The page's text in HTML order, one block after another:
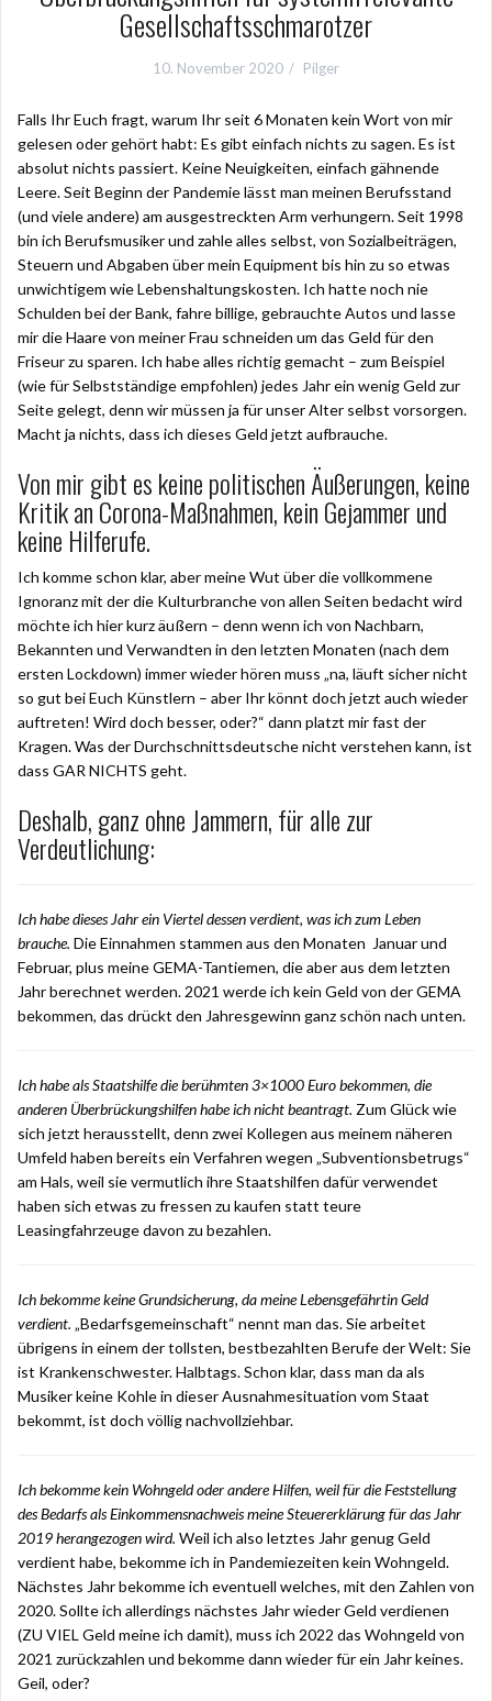
Gesellschaftsschmarotzer
10. November 2020 Pilger
Falls Ihr Euch fragt, warum Ihr seit 6 Monaten kein Wort von mir
gelesen oder gehört habt: Es gibt einfach nichts zu sagen. Es ist
absolut nichts passiert. Keine Neuigkeiten, einfach gähnende
Leere. Seit Beginn der Pandemie lässt man meinen Berufsstand
(und viele andere) am ausgestreckten Arm verhungern. Seit 1998
bin ich Berufsmusiker und zahle alles selbst, von Sozialbeiträgen,
Steuern und Abgaben über mein Equipment bis hin zu so etwas
unwichtigem wie Lebenshaltungskosten. Ich hatte noch nie
Schulden bei der Bank, fahre billige, gebrauchte Autos und lasse
mir die Haare von meiner Frau schneiden um das Geld für den
Friseur zu sparen. Ich habe alles richtig gemacht – zum Beispiel
(wie für Selbstständige empfohlen) jedes Jahr ein wenig Geld zur
Seite gelegt, denn wir müssen ja für unser Alter selbst vorsorgen.
Macht ja nichts, dass ich dieses Geld jetzt aufbrauche.
Von mir gibt es keine politischen Äußerungen, keine
Kritik an Corona-Maßnahmen, kein Gejammer und
keine Hilferufe.
Ich komme schon klar, aber meine Wut über die vollkommene
Ignoranz mit der die Kulturbranche von allen Seiten bedacht wird
möchte ich hier kurz äußern – denn wenn ich von Nachbarn,
Bekannten und Verwandten in den letzten Monaten (nach dem
ersten Lockdown) immer wieder hören muss „na, läuft sicher nicht
so gut bei Euch Künstlern – aber Ihr könnt doch jetzt auch wieder
auftreten! Wird doch besser, oder?“ dann platzt mir fast der
Kragen. Was der Durchschnittsdeutsche nicht verstehen kann, ist
dass GAR NICHTS geht.
Deshalb, ganz ohne Jammern, für alle zur
Verdeutlichung:
Ich habe dieses Jahr ein Viertel dessen verdient, was ich zum Leben
brauche. Die Einnahmen stammen aus den Monaten Januar und
Februar, plus meine GEMA-Tantiemen, die aber aus dem letzten
Jahr berechnet werden. 2021 werde ich kein Geld von der GEMA
bekommen, das drückt den Jahresgewinn ganz schön nach unten.
Ich habe als Staatshilfe die berühmten 3×1000 Euro bekommen, die
anderen Überbrückungshilfen habe ich nicht beantragt. Zum Glück wie
sich jetzt herausstellt, denn zwei Kollegen aus meinem näheren
Umfeld haben bereits ein Verfahren wegen „Subventionsbetrugs“
am Hals, weil sie vermutlich ihre Staatshilfen dafür verwendet
haben sich etwas zu fressen zu kaufen statt teure
Leasingfahrzeuge davon zu bezahlen.
Ich bekomme keine Grundsicherung, da meine Lebensgefährtin Geld
verdient. „Bedarfsgemeinschaft“ nennt man das. Sie arbeitet
übrigens in einem der tollsten, bestbezahlten Berufe der Welt: Sie
ist Krankenschwester. Halbtags. Schon klar, dass man da als
Musiker keine Kohle in dieser Ausnahmesituation vom Staat
bekommt, ist doch völlig nachvollziehbar.
Ich bekomme kein Wohngeld oder andere Hilfen, weil für die Feststellung
des Bedarfs als Einkommensnachweis meine Steuererklärung für das Jahr
2019 herangezogen wird. Weil ich also letztes Jahr genug Geld
verdient habe, bekomme ich in Pandemiezeiten kein Wohngeld.
Nächstes Jahr bekomme ich eventuell welches, mit den Zahlen von
2020. Sollte ich allerdings nächstes Jahr wieder Geld verdienen
(ZU VIEL Geld meine ich damit), muss ich 2022 das Wohngeld von
2021 zurückzahlen und bekomme dann wieder für ein Jahr keines.
Geil, oder?